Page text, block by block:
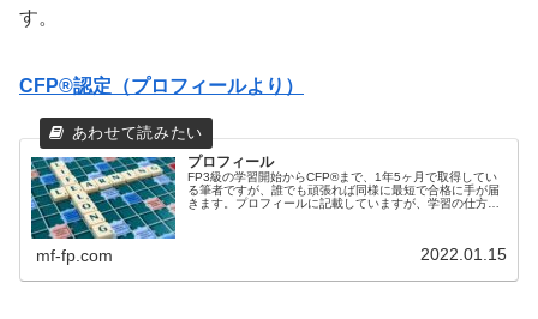
す。
CFP®認定（プロフィールより）
プロフィール
FP3級の学習開始からCFP®まで、1年5ヶ月で取得してい
る筆者ですが、誰でも頑張れば同様に最短で合格に手が届
きます。プロフィールに記載していますが、学習の仕方を
mf-fp.com 2022.01.15